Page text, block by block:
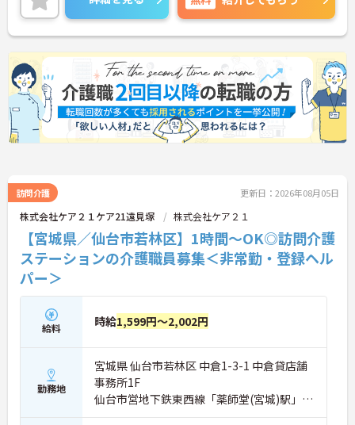
ップアップすることも可能です。残業は全社平均月5
時間程度と少なく、連続休暇の取得で支援金が支給
される独自の制度や、自由診療の割引が受けられる
福利厚生も充実しています。手厚い人員配置で、24
時間連携の訪問診療医もいるため、医療依存度の高
い方へのケアもチームで安心して取り組める環境で
す。
★おすすめPOINT★
【無理なくステップアップできる業務内容】
・資格取得支援制度を活用し、将来的に訪問介護員
【手厚い待遇と働きやすさの両立】
・残業は全社平均残業月5時間程度と少なくプライ
ベートの時間を確保できます
・3日以上の連続休暇取得で支援金が支給される独
自の制度があります
・夏季・冬季の特別休暇があり年間休日は113日し
っかりと休めます
【安心の教育・チームサポート体制】
・手厚い人員配置で困った時もすぐに相談可能です
・2日間のオンライン研修と個人のペースに合わせ
たOJTを実施しています
訪問介護 更新日：2026年08月05日
株式会社ケア２１ケア21遠見塚 株式会社ケア２１
【宮城県／仙台市若林区】1時間～OK◎訪問介護
ステーションの介護職員募集＜非常勤・登録ヘル
パー＞
給料 時給1,599円～2,002円
勤務地
宮城県 仙台市若林区 中倉1-3-1 中倉貸店舗
事務所1F
仙台市営地下鉄東西線「薬師堂(宮城)駅」徒
歩10分